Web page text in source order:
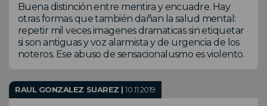
Buena distinción entre mentira y encuadre. Hay
otras formas que también dañan la salud mental:
repetir mil veces imagenes dramaticas sin etiquetar
si son antiguas y voz alarmista y de urgencia de los
noteros. Ese abuso de sensacionalusmo es violento.
RAUL GONZALEZ SUAREZ |10.11.2019